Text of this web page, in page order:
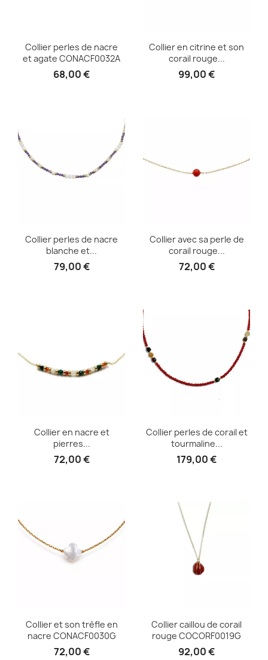
Collier perles de nacre
et agate CONACF0032A
68,00 €
Collier en citrine et son
corail rouge...
99,00 €
Collier perles de nacre
blanche et...
79,00 €
Collier avec sa perle de
corail rouge...
72,00 €
Collier en nacre et
pierres...
72,00 €
Collier perles de corail et
tourmaline...
179,00 €
Collier et son trèfle en
nacre CONACF0030G
72,00 €
Collier caillou de corail
rouge COCORF0019G
92,00 €